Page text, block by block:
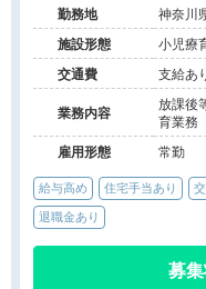
勤務地
神奈川
施設形態
小児療
交通費
支給あ
業務内容
放課後
育業務
雇用形態
常勤
給与高め 住宅手当あり
退職金あり
募